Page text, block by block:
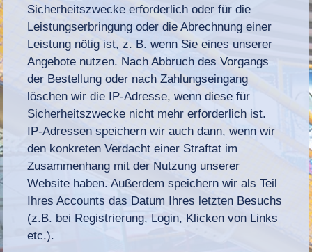
Sicherheitszwecke erforderlich oder für die
Leistungserbringung oder die Abrechnung einer
Leistung nötig ist, z. B. wenn Sie eines unserer
Angebote nutzen. Nach Abbruch des Vorgangs
der Bestellung oder nach Zahlungseingang
löschen wir die IP-Adresse, wenn diese für
Sicherheitszwecke nicht mehr erforderlich ist.
IP-Adressen speichern wir auch dann, wenn wir
den konkreten Verdacht einer Straftat im
Zusammenhang mit der Nutzung unserer
Website haben. Außerdem speichern wir als Teil
Ihres Accounts das Datum Ihres letzten Besuchs
(z.B. bei Registrierung, Login, Klicken von Links
etc.).